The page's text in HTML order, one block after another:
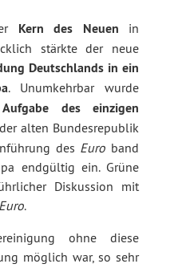
Kern des Neuen in
stärkte der neue
Deutschlands in ein
. Unumkehrbar wurde
Aufgabe des einzigen
der alten Bundesrepublik
des Euro band
endgültig ein. Grüne
Diskussion mit
Euro.
ohne diese
möglich war, so sehr